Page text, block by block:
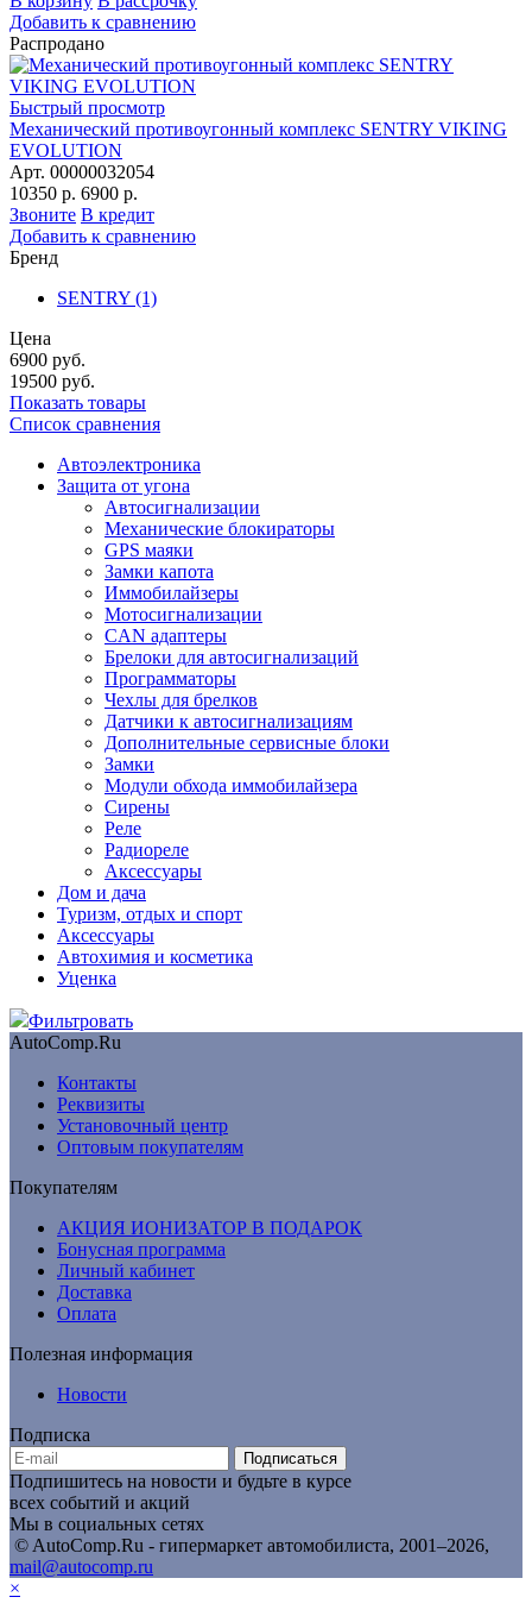
Добавить к сравнению
Распродано
Быстрый просмотр
Механический противоугонный комплекс SENTRY VIKING
EVOLUTION
Арт. 00000032054
10350 р. 6900 р.
Звоните В кредит
Добавить к сравнению
Бренд
SENTRY (1)
Цена
6900 руб.
19500 руб.
Показать товары
Список сравнения
Автоэлектроника
Защита от угона
Автосигнализации
Механические блoкираторы
GPS маяки
Замки капота
Иммобилайзеры
Мотосигнализации
CAN адаптеры
Брелоки для автосигнализаций
Программаторы
Чехлы для брелков
Датчики к автосигнализациям
Дополнительные сервисные блоки
Замки
Модули обхода иммобилайзера
Сирены
Реле
Радиореле
Аксессуары
Дом и дача
Туризм, отдых и спорт
Аксессуары
Автохимия и косметика
Уценка
Фильтровать
AutoComp.Ru
Контакты
Реквизиты
Установочный центр
Оптовым покупателям
Покупателям
АКЦИЯ ИОНИЗАТОР В ПОДАРОК
Бонусная программа
Личный кабинет
Доставка
Оплата
Полезная информация
Новости
Подписка
Подписаться
Подпишитесь на новости и будьте в курсе
всех событий и акций
Мы в социальных сетях
© AutoComp.Ru - гипермаркет автомобилиста, 2001–2026,
mail@autocomp.ru
×